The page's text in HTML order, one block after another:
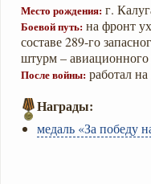
Место рождения: г.
Боевой путь: на фронт
составе 289-го
штурм –
После войны: работал
Награды:
медаль «За победу